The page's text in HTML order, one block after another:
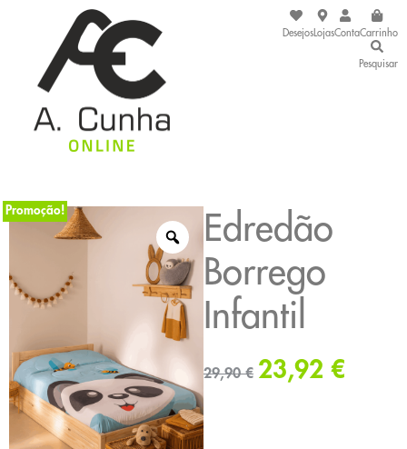
DesejosLojasContaCarrinho
Pesquisar
Promoção!
Edredão
Borrego
Infantil
29,90€ 23,92 €